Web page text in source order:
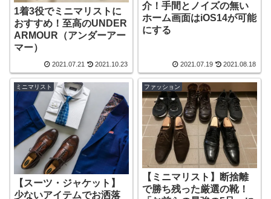
1着3役でミニマリストに
おすすめ！至高のUNDER
ARMOUR（アンダーアー
マー）
2021.07.21 2021.10.23
介！手間とノイズの無い
ホーム画面はiOS14が可能
にする
2021.07.19 2021.08.18
ミニマリスト
【スーツ・ジャケット】
少ないアイテムでお洒落
ファッション
【ミニマリスト】断捨離
で勝ち残った厳選の靴！